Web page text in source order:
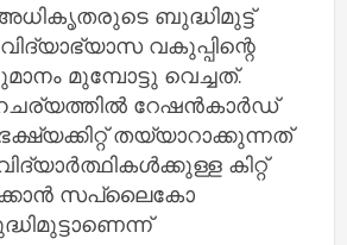
ബുദ്ധിമുട്ട്
വകുപ്പിന്റെ
മുമ്പോട്ടു വെച്ചത്.
റേഷൻകാർഡ്
തയ്യാറാക്കുന്നത്
കിറ്റ്
സപ്ലൈകോ